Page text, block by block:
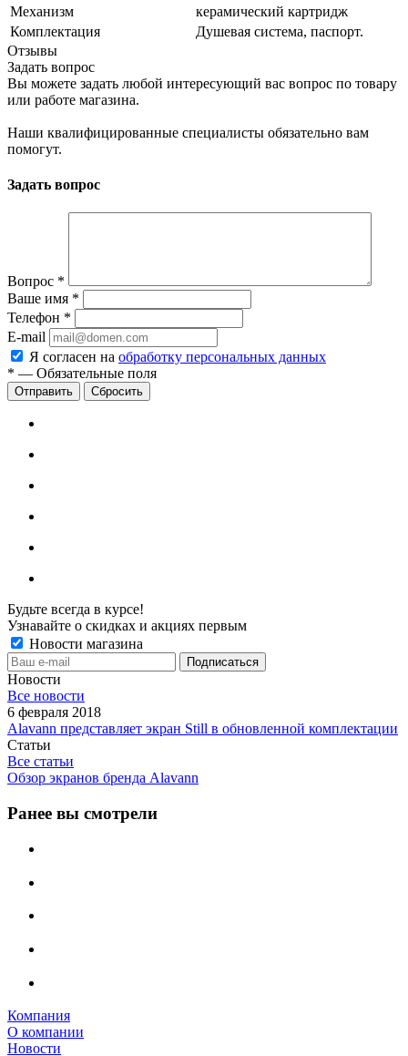
Механизм
керамический картридж
Комплектация
Душевая система, паспорт.
Отзывы
Задать вопрос
Вы можете задать любой интересующий вас вопрос по товару
или работе магазина.
Наши квалифицированные специалисты обязательно вам
помогут.
Задать вопрос
Вопрос *
Ваше имя *
Телефон *
E-mail
Я согласен на обработку персональных данных
* — Обязательные поля
Сбросить
Будьте всегда в курсе!
Узнавайте о скидках и акциях первым
Новости магазина
Новости
Все новости
6 февраля 2018
Alavann представляет экран Still в обновленной комплектации
Статьи
Все статьи
Обзор экранов бренда Alavann
Ранее вы смотрели
Компания
О компании
Новости